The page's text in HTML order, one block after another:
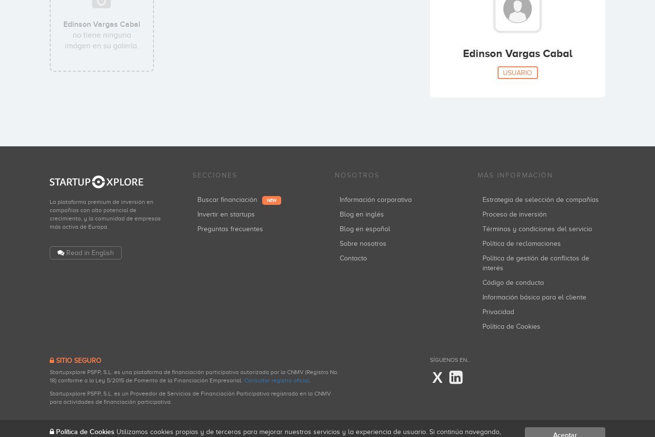
Edinson Vargas Cabal
no tiene ninguna
imágen en su galería.
Edinson Vargas Cabal
USUARIO
La plataforma premium de inversión en
compañías con alto potencial de
crecimiento, y la comunidad de empresas
más activa de Europa.
Read in English
SECCIONES
Buscar financiación NEW
Invertir en startups
Preguntas frecuentes
NOSOTROS
Información corporativa
Blog en inglés
Blog en español
Sobre nosotros
Contacto
MÁS INFORMACIÓN
Estrategia de selección de compañías
Proceso de inversión
Términos y condiciones del servicio
Política de reclamaciones
Política de gestión de conflictos de
interés
Código de conducta
Información básica para el cliente
Privacidad
Política de Cookies
SITIO SEGURO
Startupxplore PSFP, S.L. es una plataforma de financiación participativa autorizada por la CNMV (Registro No.
18) conforme a la Ley 5/2015 de Fomento de la Financiación Empresarial. Consultar registro oficial.
Startupxplore PSFP, S.L. es un Proveedor de Servicios de Financiación Participativa registrado en la CNMV
para actividades de financiación participativa.
SÍGUENOS EN...
X
Política de Cookies Utilizamos cookies propias y de terceros para mejorar nuestros servicios y la experiencia de usuario. Si continúa navegando, Aceptar